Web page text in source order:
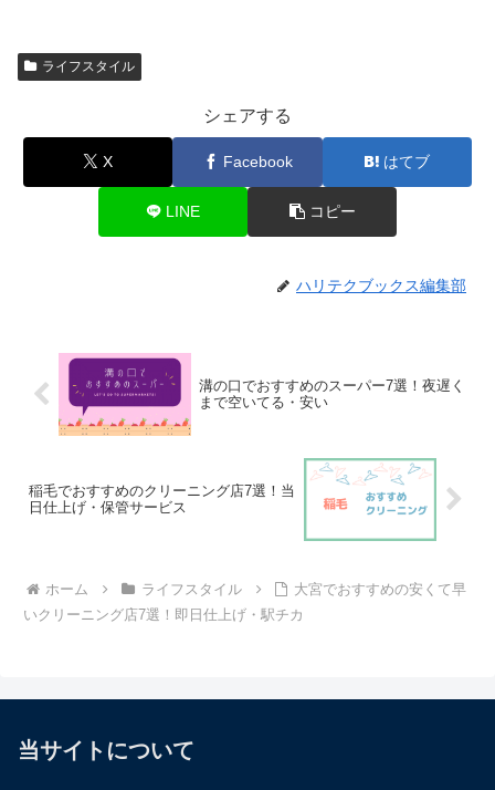
ライフスタイル
シェアする
X Facebook はてブ
LINE コピー
ハリテクブックス編集部
溝の口でおすすめのスーパー7選！夜遅く
まで空いてる・安い
稲毛でおすすめのクリーニング店7選！当
日仕上げ・保管サービス
ホーム ライフスタイル
大宮でおすすめの安くて早
いクリーニング店7選！即日仕上げ・駅チカ
当サイトについて